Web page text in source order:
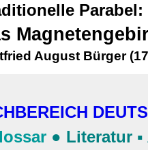
Parabel:
August Bürger
● Literatur ▪